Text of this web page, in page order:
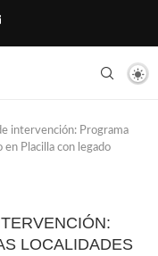
intervención: Programa
en Placilla con legado
LOCALIDADES